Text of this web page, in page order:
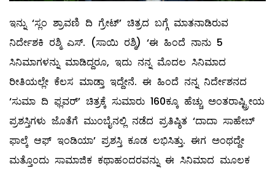
ಇನ್ನು ‘ಸ್ಲಂ ಶ್ರಾವಣಿ ದಿ ಗ್ರೇಟ್’ ಚಿತ್ರದ ಬಗ್ಗೆ ಮಾತನಾಡಿರುವ
ನಿರ್ದೇಶಕಿ ರಶ್ಮಿ ಎಸ್. (ಸಾಯಿ ರಶ್ಮಿ) ‘ಈ ಹಿಂದೆ ನಾನು 5
ಸಿನಿಮಾಗಳನ್ನು ಮಾಡಿದ್ದರೂ, ಇದು ನನ್ನ ಮೊದಲ ಸಿನಿಮಾದ
ರೀತಿಯಲ್ಲೇ ಕೆಲಸ ಮಾಡ್ತಾ ಇದ್ದೇನೆ. ಈ ಹಿಂದೆ ನನ್ನ ನಿರ್ದೇಶನದ
‘ಸುಮಾ ದಿ ಫ್ಲವರ್’ ಚಿತ್ರಕ್ಕೆ ಸುಮಾರು 160ಕ್ಕೂ ಹೆಚ್ಚು ಅಂತರಾಷ್ಟ್ರೀಯ
ಪ್ರಶಸ್ತಿಗಳು ಜೊತೆಗೆ ಮುಂಬೈನಲ್ಲಿ ನಡೆದ ಪ್ರತಿಷ್ಠಿತ ‘ದಾದಾ ಸಾಹೇಬ್
ಫಾಲ್ಕೆ ಆಫ್ ಇಂಡಿಯಾ’ ಪ್ರಶಸ್ತಿ ಕೂಡ ಲಭಿಸಿತ್ತು. ಈಗ ಅಂಥದ್ದೇ
ಮತ್ತೊಂದು ಸಾಮಾಜಿಕ ಕಥಾಹಂದರವನ್ನು ಈ ಸಿನಿಮಾದ ಮೂಲಕ